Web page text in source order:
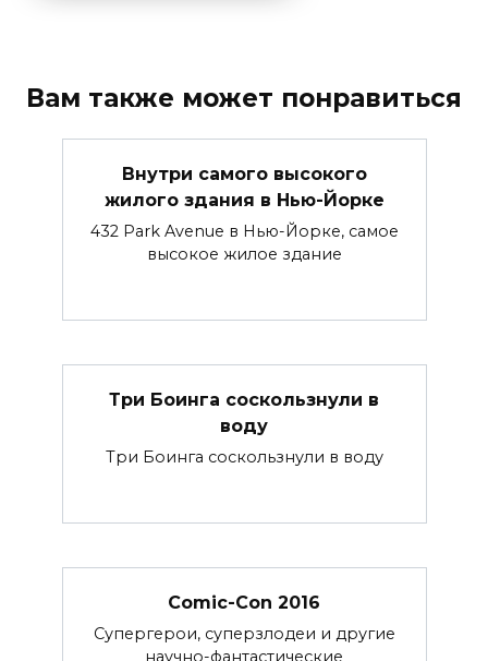
Вам также может понравиться
Внутри самого высокого
жилого здания в Нью-Йорке
432 Park Avenue в Нью-Йорке, самое
высокое жилое здание
Три Боинга соскользнули в
воду
Три Боинга соскользнули в воду
Comic-Con 2016
Супергерои, суперзлодеи и другие